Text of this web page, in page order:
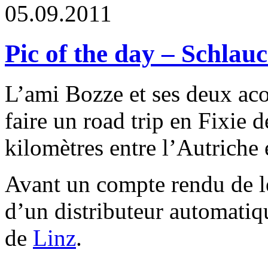
05.09.2011
Pic of the day –
L’ami Bozze et ses deux
faire un road trip en Fixie
kilomètres entre l’Autriche
Avant un compte rendu
d’un distributeur
de Linz.